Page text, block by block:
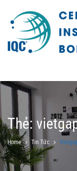
Thẻ:
Home Tin Tức